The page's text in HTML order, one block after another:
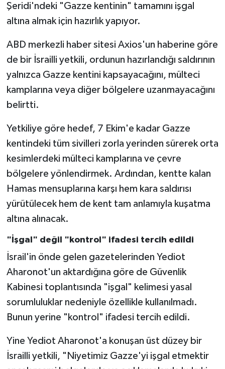
Şeridi'ndeki "Gazze kentinin" tamamını işgal
altına almak için hazırlık yapıyor.
ABD merkezli haber sitesi Axios'un haberine göre
de bir İsrailli yetkili, ordunun hazırlandığı saldırının
yalnızca Gazze kentini kapsayacağını, mülteci
kamplarına veya diğer bölgelere uzanmayacağını
belirtti.
Yetkiliye göre hedef, 7 Ekim'e kadar Gazze
kentindeki tüm sivilleri zorla yerinden sürerek orta
kesimlerdeki mülteci kamplarına ve çevre
bölgelere yönlendirmek. Ardından, kentte kalan
Hamas mensuplarına karşı hem kara saldırısı
yürütülecek hem de kent tam anlamıyla kuşatma
altına alınacak.
"İşgal" değil "kontrol" ifadesi tercih edildi
İsrail'in önde gelen gazetelerinden Yediot
Aharonot'un aktardığına göre de Güvenlik
Kabinesi toplantısında "işgal" kelimesi yasal
sorumluluklar nedeniyle özellikle kullanılmadı.
Bunun yerine "kontrol" ifadesi tercih edildi.
Yine Yediot Aharonot'a konuşan üst düzey bir
İsrailli yetkili, "Niyetimiz Gazze'yi işgal etmektir